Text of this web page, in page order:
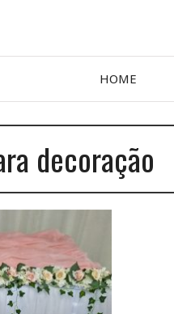
HOME
decoração